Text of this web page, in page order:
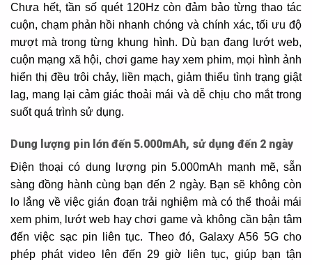
Chưa hết, tần số quét 120Hz còn đảm bảo từng thao tác
cuộn, chạm phản hồi nhanh chóng và chính xác, tối ưu độ
mượt mà trong từng khung hình. Dù bạn đang lướt web,
cuộn mạng xã hội, chơi game hay xem phim, mọi hình ảnh
hiển thị đều trôi chảy, liền mạch, giảm thiểu tình trạng giật
lag, mang lại cảm giác thoải mái và dễ chịu cho mắt trong
suốt quá trình sử dụng.
Dung lượng pin lớn đến 5.000mAh, sử dụng đến 2 ngày
Điện thoại có dung lượng pin 5.000mAh mạnh mẽ, sẵn
sàng đồng hành cùng bạn đến 2 ngày. Bạn sẽ không còn
lo lắng về việc gián đoạn trải nghiệm mà có thể thoải mái
xem phim, lướt web hay chơi game và không cần bận tâm
đến việc sạc pin liên tục. Theo đó, Galaxy A56 5G cho
phép phát video lên đến 29 giờ liên tục, giúp bạn tận